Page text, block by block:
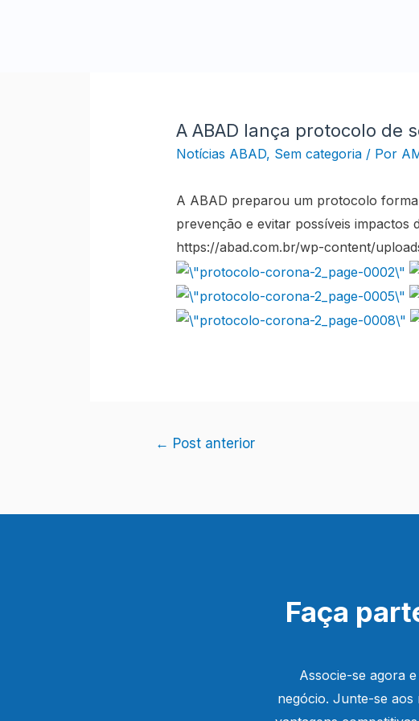
A ABAD lança protocolo de
Notícias ABAD, Sem categoria/ Por
A ABAD preparou um protocolo
prevenção e evitar possíveis impactos
https://abad.com.br/wp-content/
Navegação
← Post anterior
Faça
Associe-se agora
negócio. Junte-se aos